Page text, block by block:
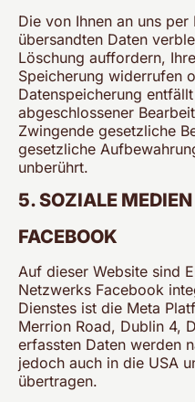
Die von Ihnen an uns
übersandten Daten
Löschung auffordern,
Speicherung widerrufen
Datenspeicherung
abgeschlossener
Zwingende gesetzliche
gesetzliche
unberührt.
5. SOZIALE MEDIEN
FACEBOOK
Auf dieser Website sind
Netzwerks Facebook
Dienstes ist die Meta
Merrion Road, Dublin 4,
erfassten Daten werden
jedoch auch in die USA
übertragen.